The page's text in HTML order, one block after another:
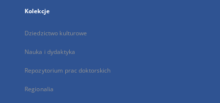
Kolekcje
Dziedzictwo kulturowe
Nauka i dydaktyka
Repozytorium prac doktorskich
Regionalia